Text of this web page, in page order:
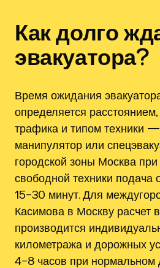
Как долго
эвакуатора?
Время ожидания
определяется
трафика и типом техники
манипулятор или
городской зоны Москва при
свободной техники подача
15–30 минут. Для
Касимова в Москву расчет
производится
километража и дорожных
4–8 часов при нормальном